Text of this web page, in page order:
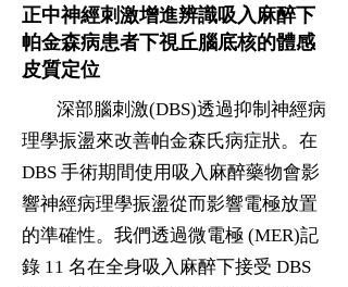
正中神經刺激增進辨識吸入麻醉下
帕金森病患者下視丘腦底核的體感
皮質定位
深部腦刺激(DBS)透過抑制神經病
理學振盪來改善帕金森氏病症狀。在
DBS 手術期間使用吸入麻醉藥物會影
響神經病理學振盪從而影響電極放置
的準確性。我們透過微電極 (MER)記
錄 11 名在全身吸入麻醉下接受 DBS